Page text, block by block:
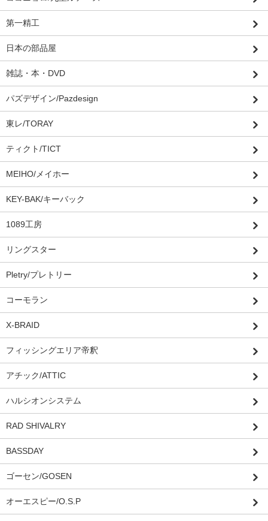
第一精工
日本の部品屋
雑誌・本・DVD
パズデザイン/Pazdesign
東レ/TORAY
ティクト/TICT
MEIHO/メイホー
KEY-BAK/キーバック
1089工房
リングスター
Pletry/プレトリー
コーモラン
X-BRAID
フィッシングエリア帝釈
アチック/ATTIC
ハルシオンシステム
RAD SHIVALRY
BASSDAY
ゴーセン/GOSEN
オーエスピー/O.S.P